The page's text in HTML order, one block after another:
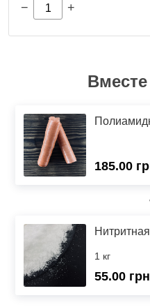
− +
185.00
1 кг
55.00 грн